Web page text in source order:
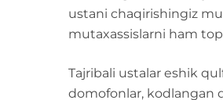
ustani chaqirishingiz
mutaxassislarni ham
Tajribali ustalar eshik
domofonlar, kodlangan